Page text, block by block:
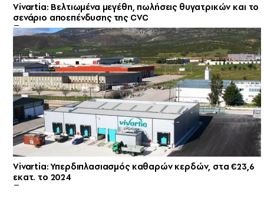
Vivartia: Βελτιωμένα μεγέθη, πωλήσεις θυγατρικών και το
σενάριο αποεπένδυσης της CVC
Vivartia: Υπερδιπλασιασμός καθαρών κερδών, στα €23,6
εκατ. το 2024